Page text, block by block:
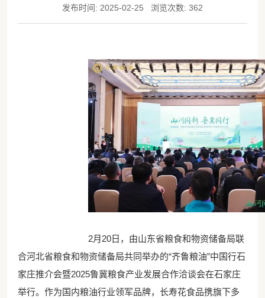
发布时间: 2025-02-25 浏览次数: 362
2月20日，由山东省粮食和物资储备局联
合河北省粮食和物资储备局共同举办的“齐鲁粮油”中国行石
家庄推介会暨2025鲁冀粮食产业发展合作洽谈会在石家庄
举行。作为国内粮油行业领军品牌，长寿花食品携旗下多